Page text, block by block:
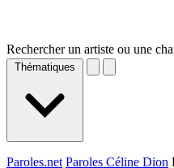
Rechercher un artiste ou une
Thématiques
Paroles.net Paroles Céline Dion